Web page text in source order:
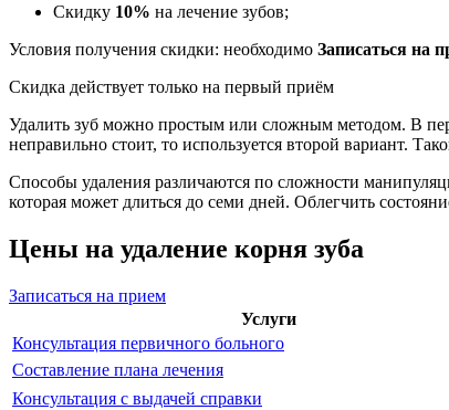
Скидку 10% на лечение зубов;
Условия получения скидки: необходимо Записаться на
Скидка действует только на первый приём
Удалить зуб можно простым или сложным методом. В
неправильно стоит, то используется второй вариант.
Способы удаления различаются по сложности
которая может длиться до семи дней. Облегчить
Цены на удаление корня зуба
Записаться на прием
Услуги
Консультация первичного больного
Составление плана лечения
Консультация с выдачей справки